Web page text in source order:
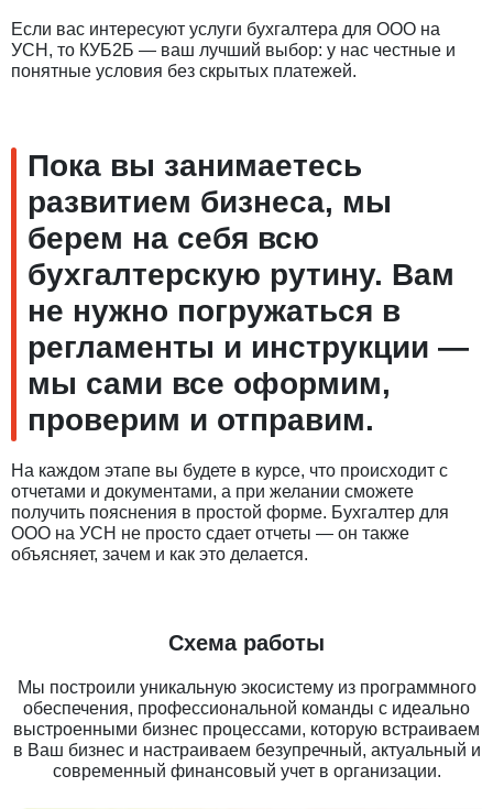
Если вас интересуют услуги бухгалтера для ООО на
УСН, то КУБ2Б — ваш лучший выбор: у нас честные и
понятные условия без скрытых платежей.
Пока вы занимаетесь
развитием бизнеса, мы
берем на себя всю
бухгалтерскую рутину. Вам
не нужно погружаться в
регламенты и инструкции —
мы сами все оформим,
проверим и отправим.
На каждом этапе вы будете в курсе, что происходит с
отчетами и документами, а при желании сможете
получить пояснения в простой форме. Бухгалтер для
ООО на УСН не просто сдает отчеты — он также
объясняет, зачем и как это делается.
Схема работы
Мы построили уникальную экосистему из программного
обеспечения, профессиональной команды с идеально
выстроенными бизнес процессами, которую встраиваем
в Ваш бизнес и настраиваем безупречный, актуальный и
современный финансовый учет в организации.